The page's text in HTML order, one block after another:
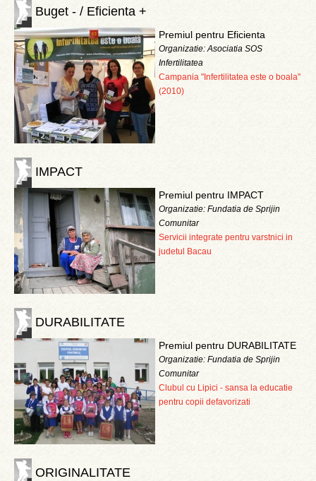
Buget - / Eficienta +
Premiul pentru Eficienta
Organizatie: Asociatia SOS
Infertilitatea
Campania "Infertilitatea este o boala"
(2010)
IMPACT
Premiul pentru IMPACT
Organizatie: Fundatia de Sprijin
Comunitar
Servicii integrate pentru varstnici in
judetul Bacau
DURABILITATE
Premiul pentru DURABILITATE
Organizatie: Fundatia de Sprijin
Comunitar
Clubul cu Lipici - sansa la educatie
pentru copii defavorizati
ORIGINALITATE